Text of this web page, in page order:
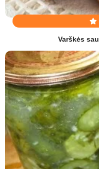
Varškės